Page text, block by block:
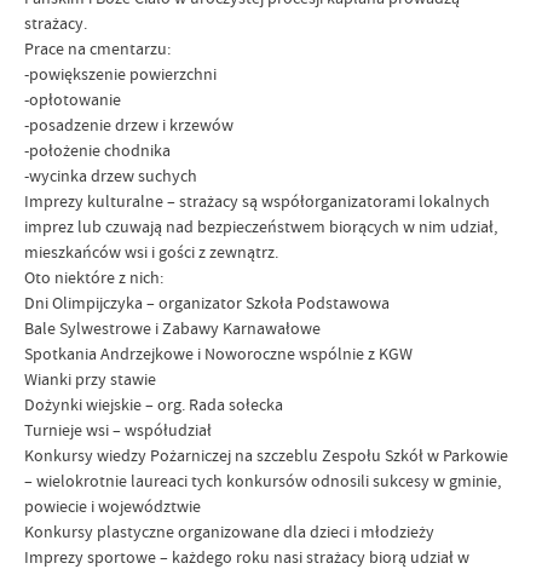
strażacy.
Prace na cmentarzu:
-powiększenie powierzchni
-opłotowanie
-posadzenie drzew i krzewów
-położenie chodnika
-wycinka drzew suchych
Imprezy kulturalne – strażacy są współorganizatorami lokalnych
imprez lub czuwają nad bezpieczeństwem biorących w nim udział,
mieszkańców wsi i gości z zewnątrz.
Oto niektóre z nich:
Dni Olimpijczyka – organizator Szkoła Podstawowa
Bale Sylwestrowe i Zabawy Karnawałowe
Spotkania Andrzejkowe i Noworoczne wspólnie z KGW
Wianki przy stawie
Dożynki wiejskie – org. Rada sołecka
Turnieje wsi – współudział
Konkursy wiedzy Pożarniczej na szczeblu Zespołu Szkół w Parkowie
– wielokrotnie laureaci tych konkursów odnosili sukcesy w gminie,
powiecie i województwie
Konkursy plastyczne organizowane dla dzieci i młodzieży
Imprezy sportowe – każdego roku nasi strażacy biorą udział w